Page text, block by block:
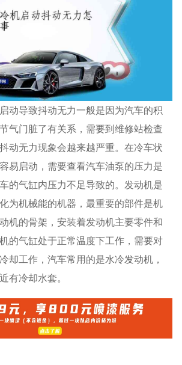
动导致抖动无力一般是因为汽车的积
气门脏了有关系，需要到维修站检查
动无力现象会越来越严重。在冷车状
易启动，需要查看汽车油泵的压力是
的气缸内压力不足导致的。发动机是
为机械能的机器，最重要的部件是机
机的骨架，安装着发动机主要零件和
的气缸处于正常温度下工作，需要对
却工作，汽车常用的是水冷发动机，
有冷却水套。